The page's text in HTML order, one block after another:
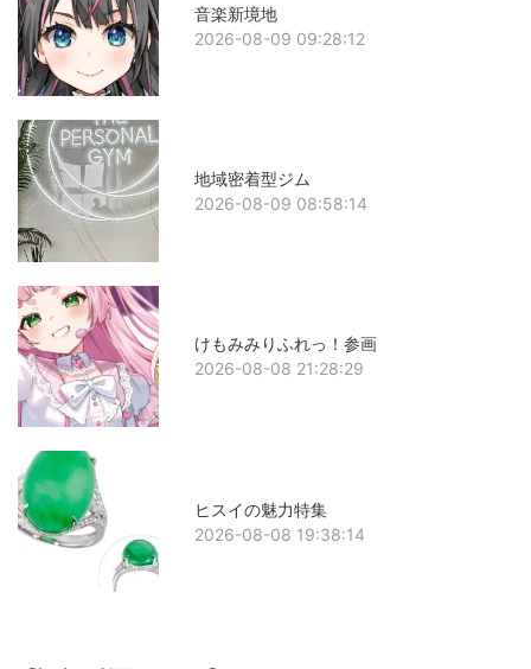
音楽新境地
2026-08-09 09:28:12
地域密着型ジム
2026-08-09 08:58:14
けもみみりふれっ！参画
2026-08-08 21:28:29
ヒスイの魅力特集
2026-08-08 19:38:14